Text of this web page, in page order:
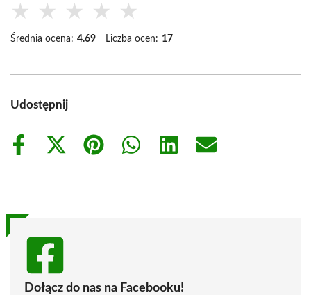
★ ★ ★ ★ ★
Średnia ocena: 4.69 Liczba ocen: 17
Udostępnij
Share
Share
(Twitter)
Share
Share
Share
Share
Dołącz do nas na Facebooku!